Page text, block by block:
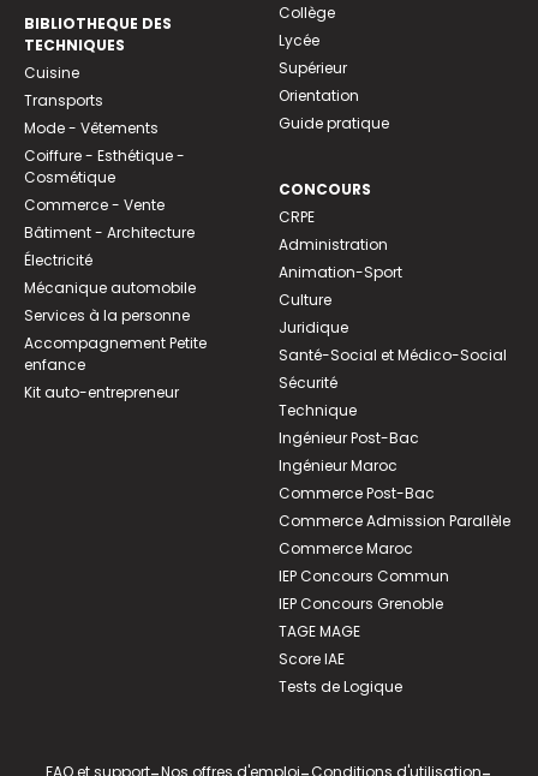
BIBLIOTHEQUE DES
TECHNIQUES
Cuisine
Transports
Mode - Vêtements
Coiffure - Esthétique -
Cosmétique
Commerce - Vente
Bâtiment - Architecture
Électricité
Mécanique automobile
Services à la personne
Accompagnement Petite
enfance
Kit auto-entrepreneur
Collège
Lycée
Supérieur
Orientation
Guide pratique
CONCOURS
CRPE
Administration
Animation-Sport
Culture
Juridique
Santé-Social et Médico-Social
Sécurité
Technique
Ingénieur Post-Bac
Ingénieur Maroc
Commerce Post-Bac
Commerce Admission Parallèle
Commerce Maroc
IEP Concours Commun
IEP Concours Grenoble
TAGE MAGE
Score IAE
Tests de Logique
FAQ et support Nos offres d'emploi Conditions d'utilisation